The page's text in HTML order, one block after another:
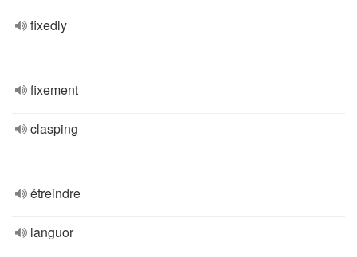
fixedly
fixement
clasping
étreindre
languor